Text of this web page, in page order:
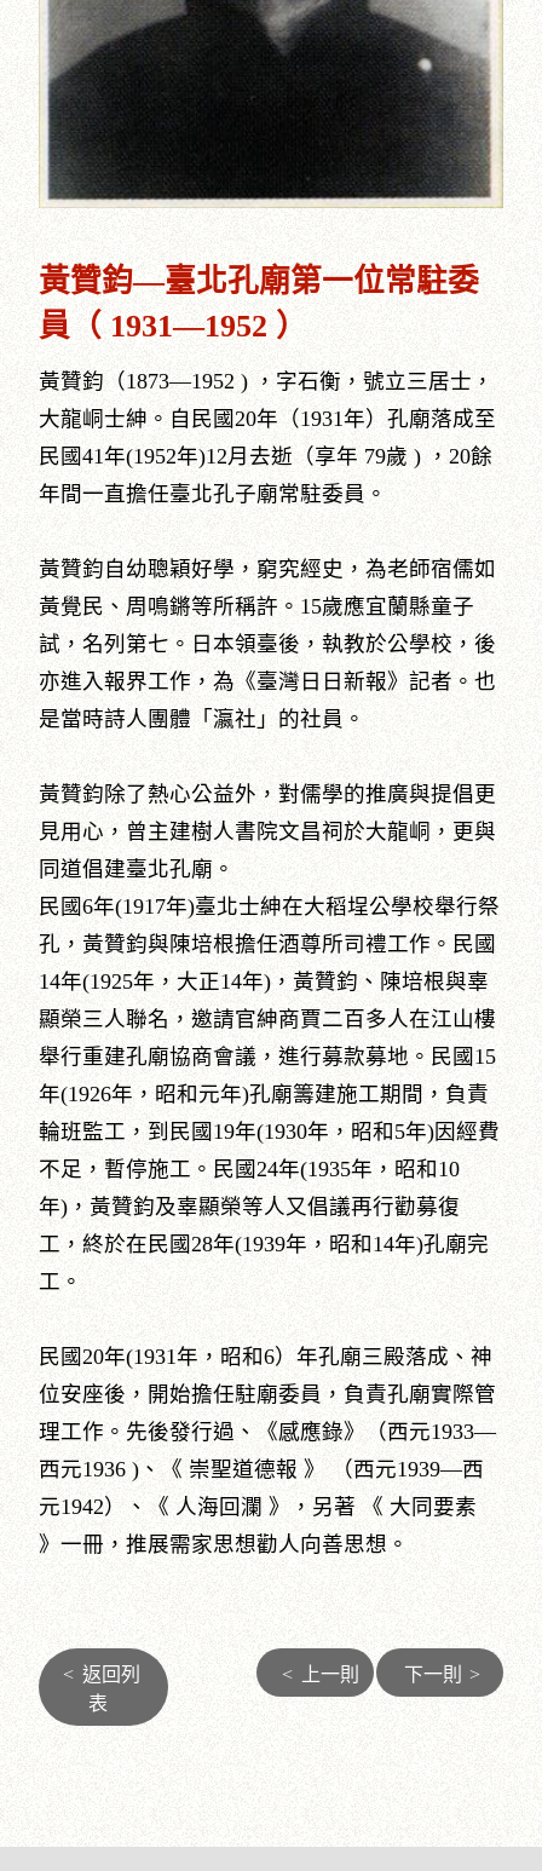
黃贊鈞—臺北孔廟第一位常駐委
員（ 1931—1952 ）
黃贊鈞（1873—1952 ) ，字石衡，號立三居士，
大龍峒士紳。自民國20年（1931年）孔廟落成至
民國41年(1952年)12月去逝（享年 79歲 ) ，20餘
年間一直擔任臺北孔子廟常駐委員。
黃贊鈞自幼聰穎好學，窮究經史，為老師宿儒如
黃覺民、周鳴鏘等所稱許。15歲應宜蘭縣童子
試，名列第七。日本領臺後，執教於公學校，後
亦進入報界工作，為《臺灣日日新報》記者。也
是當時詩人團體「瀛社」的社員。
黃贊鈞除了熱心公益外，對儒學的推廣與提倡更
見用心，曾主建樹人書院文昌祠於大龍峒，更與
同道倡建臺北孔廟。
民國6年(1917年)臺北士紳在大稻埕公學校舉行祭
孔，黃贊鈞與陳培根擔任酒尊所司禮工作。民國
14年(1925年，大正14年)，黃贊鈞、陳培根與辜
顯榮三人聯名，邀請官紳商賈二百多人在江山樓
舉行重建孔廟協商會議，進行募款募地。民國15
年(1926年，昭和元年)孔廟籌建施工期間，負責
輪班監工，到民國19年(1930年，昭和5年)因經費
不足，暫停施工。民國24年(1935年，昭和10
年)，黃贊鈞及辜顯榮等人又倡議再行勸募復
工，終於在民國28年(1939年，昭和14年)孔廟完
工。
民國20年(1931年，昭和6）年孔廟三殿落成、神
位安座後，開始擔任駐廟委員，負責孔廟實際管
理工作。先後發行過、《感應錄》（西元1933—
西元1936 )、《 崇聖道德報 》 （西元1939—西
元1942）、《 人海回瀾 》，另著 《 大同要素
》一冊，推展需家思想勸人向善思想。
< 返回列
表
< 上一則 下一則 >